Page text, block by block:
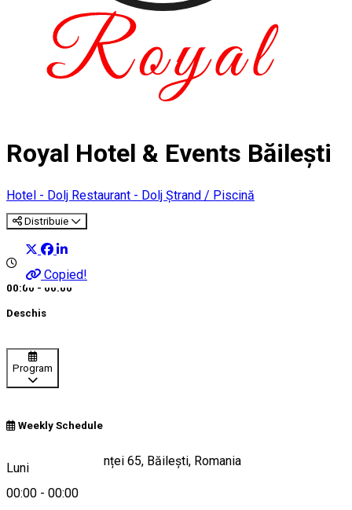
Royal Hotel & Events Băilești
Hotel - Dolj Restaurant - Dolj Ștrand / Piscină
Distribuie
Copied!
00:00 - 00:00
Deschis
Program
Weekly Schedule
Luni
00:00 - 00:00
Strada Independenței 65, Băilești, Romania